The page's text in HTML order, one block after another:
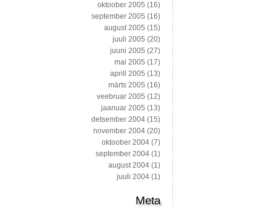
oktoober 2005 (16)
september 2005 (16)
august 2005 (15)
juuli 2005 (20)
juuni 2005 (27)
mai 2005 (17)
aprill 2005 (13)
märts 2005 (16)
veebruar 2005 (12)
jaanuar 2005 (13)
detsember 2004 (15)
november 2004 (20)
oktoober 2004 (7)
september 2004 (1)
august 2004 (1)
juuli 2004 (1)
Meta